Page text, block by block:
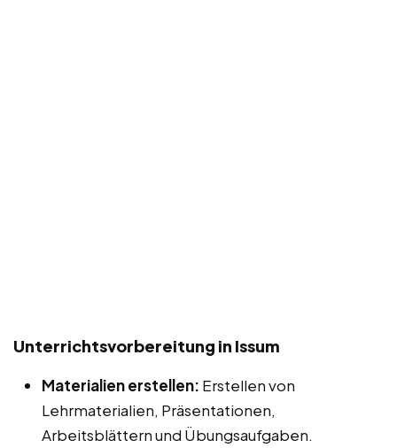
Unterrichtsvorbereitung in Issum
Materialien erstellen: Erstellen von
Lehrmaterialien, Präsentationen,
Arbeitsblättern und Übungsaufgaben.